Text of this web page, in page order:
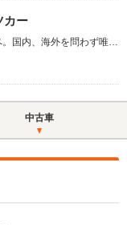
カー
ロータリーエンジンを搭載した2ドアスポーツクーペ。国内、海外を問わず唯一無二の存在となるロータリーエンジンは、低速で1基、高速では2基のターボを利用するシーケンシャルツインターボを採用し、最高出力は255ps。このエンジンをフロントミッドシップに搭載するとともに徹底した軽量化を行うことで、低重心化と50:50の理想的な重量配分を実現している。さらに前後ダブルウイッシュボーンサスペンションや、軽量なアルミ製アームなどを贅沢に採用することで、高い運動性と操縦性を手に入れている。ミッションは5MTと4ATが用意されている。（1991.12）
中古車